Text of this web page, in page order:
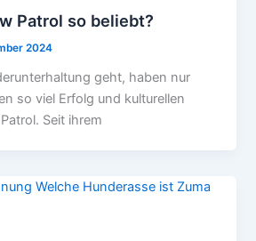
Patrol so beliebt?
2024
geht, haben nur
so viel Erfolg und kulturellen
Seit ihrem